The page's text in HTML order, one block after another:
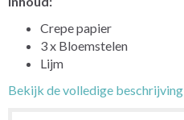
Crepe papier
3 x Bloemstelen
Lijm
Bekijk de volledige beschrijving